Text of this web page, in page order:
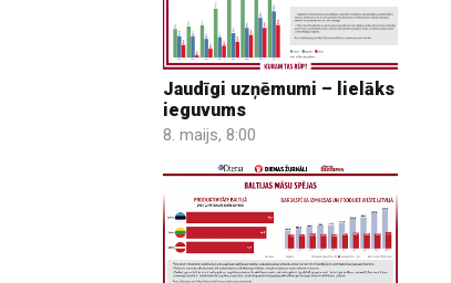
Jaudīgi uzņēmumi – lielāks
ieguvums
8. maijs, 8:00